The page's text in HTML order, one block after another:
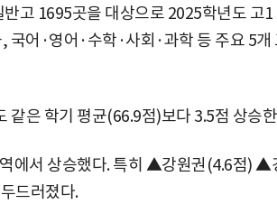
고 1695곳을 대상으로 2025학년도 고
국어·영어·수학·사회·과학 등 주요 5개
같은 학기 평균(66.9점)보다 3.5점 상승
에서 상승했다. 특히 ▲강원권(4.6점)
드러졌다.